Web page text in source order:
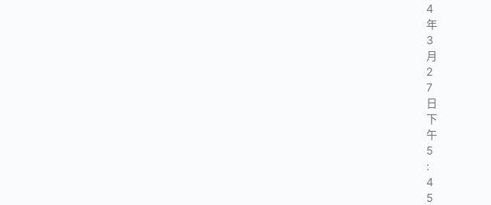
4
年
3
月
2
7
日
下
午
5
:
4
5